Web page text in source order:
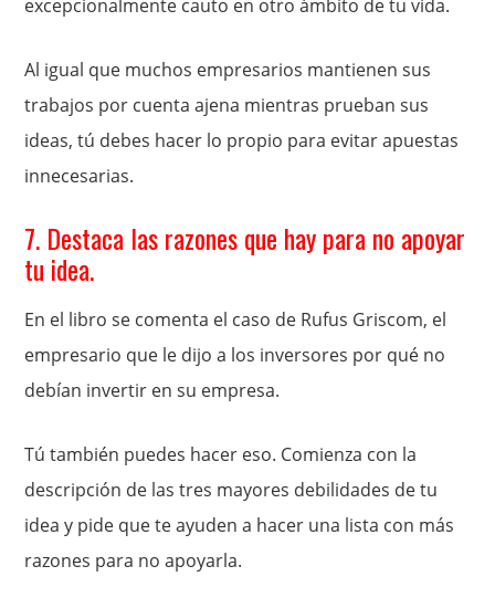
excepcionalmente cauto en otro ámbito de tu vida.
Al igual que muchos empresarios mantienen sus
trabajos por cuenta ajena mientras prueban sus
ideas, tú debes hacer lo propio para evitar apuestas
innecesarias.
7. Destaca las razones que hay para no apoyar
tu idea.
En el libro se comenta el caso de Rufus Griscom, el
empresario que le dijo a los inversores por qué no
debían invertir en su empresa.
Tú también puedes hacer eso. Comienza con la
descripción de las tres mayores debilidades de tu
idea y pide que te ayuden a hacer una lista con más
razones para no apoyarla.